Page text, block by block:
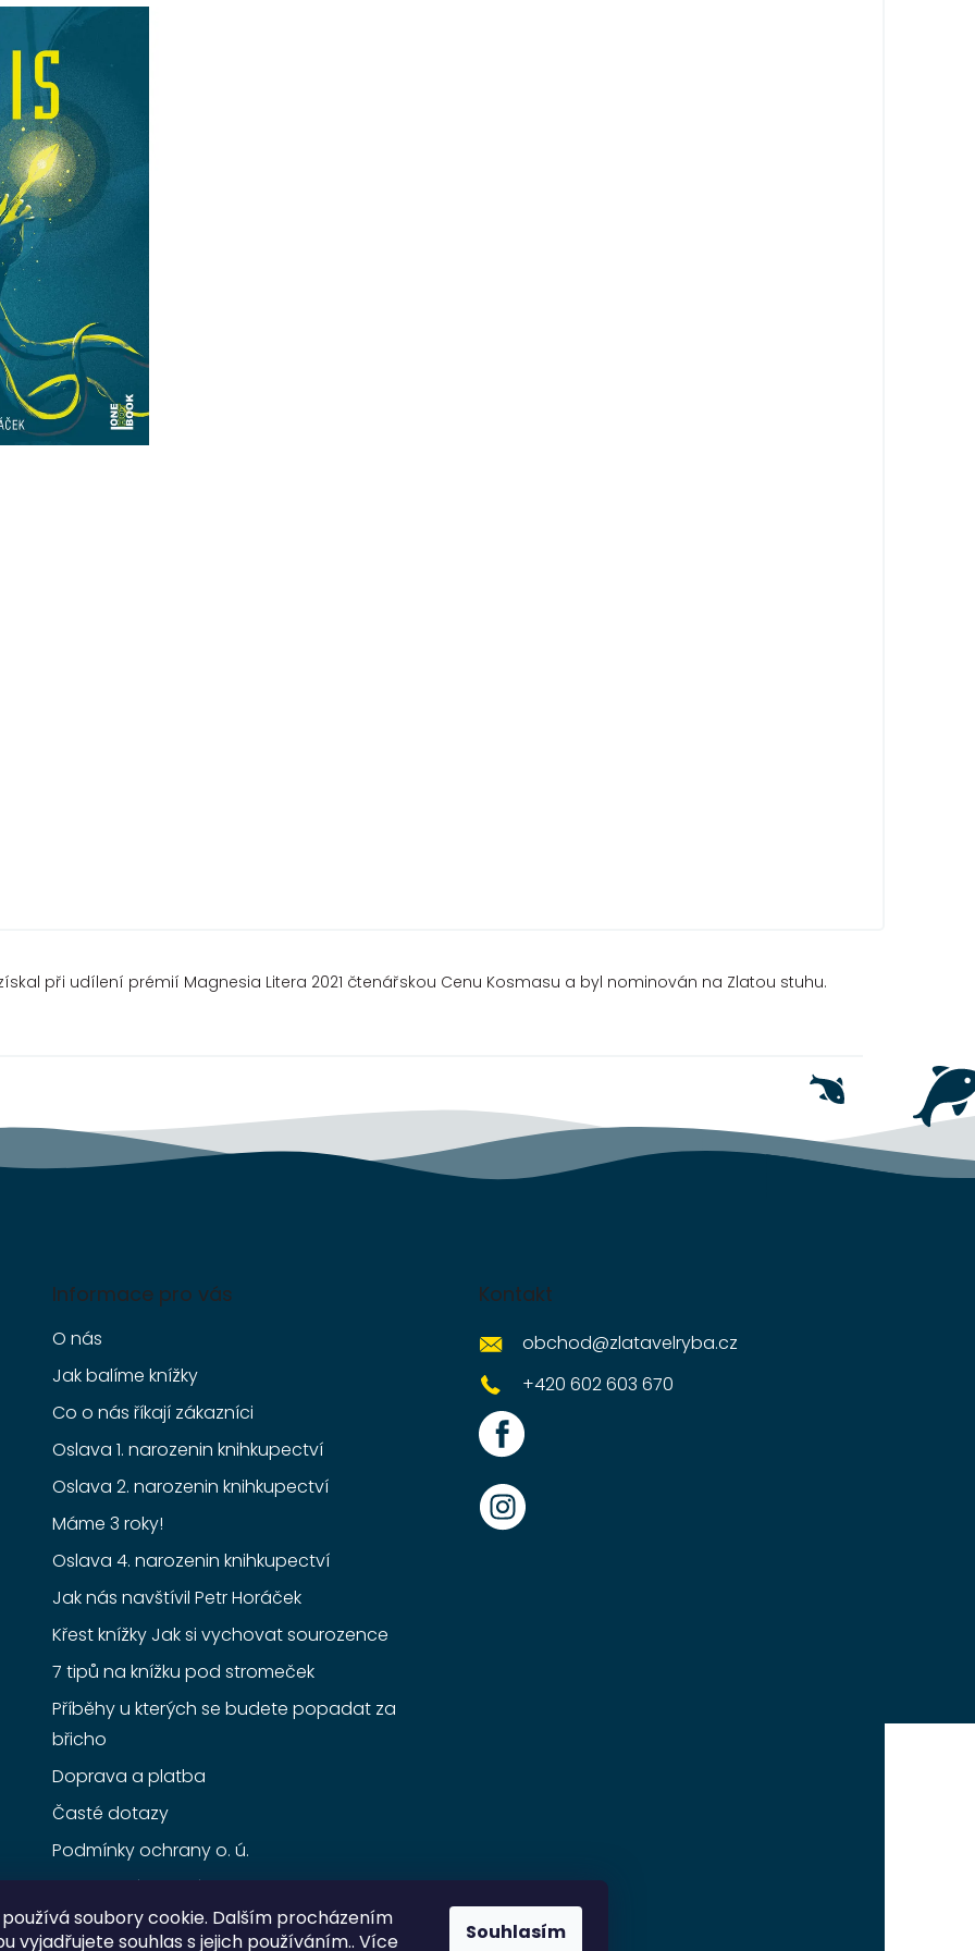
soubory cookie. Dalším procházením
vyjadřujete souhlas s jejich používáním.. Více
Souhlasím
při udílení prémií Magnesia Litera 2021 čtenářskou Cenu Kosmasu a byl nominován na Zlatou stuhu.
Informace pro vás
O nás
Jak balíme knížky
Co o nás říkají zákazníci
Oslava 1. narozenin knihkupectví
Oslava 2. narozenin knihkupectví
Máme 3 roky!
Oslava 4. narozenin knihkupectví
Jak nás navštívil Petr Horáček
Křest knížky Jak si vychovat sourozence
7 tipů na knížku pod stromeček
Příběhy u kterých se budete popadat za
břicho
Doprava a platba
Časté dotazy
Podmínky ochrany o. ú.
Obchodní podmínky
Kontakt
obchod@zlatavelryba.cz
+420 602 603 670